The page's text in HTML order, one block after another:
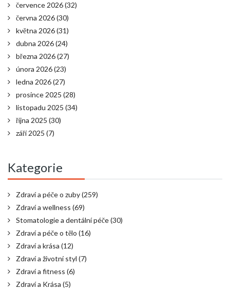
července 2026(32)
června 2026(30)
května 2026(31)
dubna 2026(24)
března 2026(27)
února 2026(23)
ledna 2026(27)
prosince 2025 (28)
listopadu 2025 (34)
října 2025 (30)
září 2025 (7)
Kategorie
Zdraví a péče o zuby(259)
Zdraví a wellness (69)
Stomatologie a dentální péče(30)
Zdraví a péče o tělo (16)
Zdraví a krása (12)
Zdraví a životní styl (7)
Zdraví a fitness (6)
Zdraví a Krása (5)